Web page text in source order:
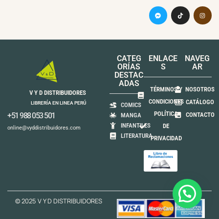
V Y D DISTRIBUIDORES
LIBRERÍA EN LINEA PERÚ
+51 988 053 501
online@vyddistribuidores.com
CATEG
ORÍAS
DESTAC
ADAS
COMICS
MANGA
INFANTILES
LITERATURA
ENLACE
S
TÉRMINOS Y
CONDICIONES
POLÍTICA
DE
PRIVACIDAD
NAVEG
AR
NOSOTROS
CATÁLOGO
CONTACTO
© 2025 V Y D DISTRIBUIDORES